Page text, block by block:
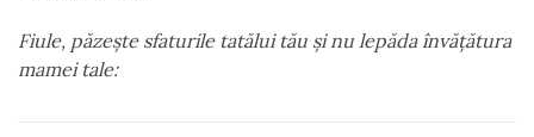
Fiule, păzeşte sfaturile tatălui tău şi nu lepăda învăţătura
mamei tale: